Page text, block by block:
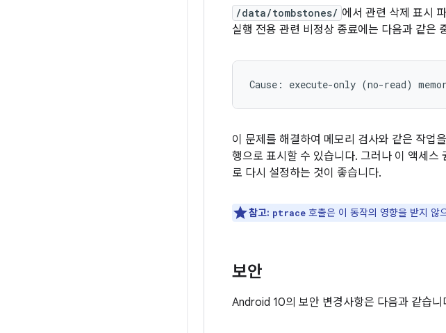
/data/tombstones/ 에서 관련 삭제 표시
실행 전용 관련 비정상 종료에는 다음과 같은
이 문제를 해결하여 메모리 검사와 같은 작업
행으로 표시할 수 있습니다. 그러나 이 액세
로 다시 설정하는 것이 좋습니다.
참고: ptrace 호출은 이 동작의 영향을 받지 않
보안
Android 10의 보안 변경사항은 다음과 같습니